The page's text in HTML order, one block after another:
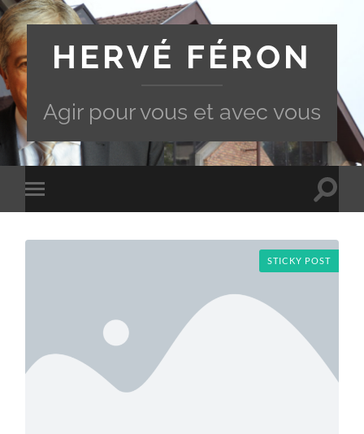
HERVÉ FÉRON
Agir pour vous et avec vous
Toggle
mobile
Toggle
STICKY POST